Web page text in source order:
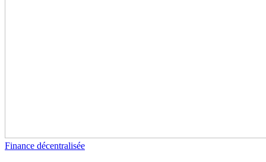
Finance décentralisée